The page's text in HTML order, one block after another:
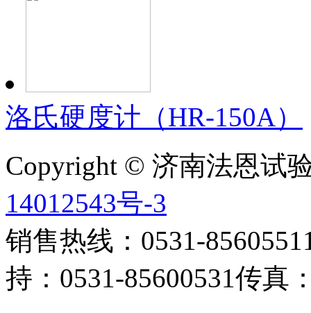
洛氏硬度计（HR-150A）
Copyright © 济南法恩试
14012543号-3
销售热线：0531-
持：0531-85600531传真